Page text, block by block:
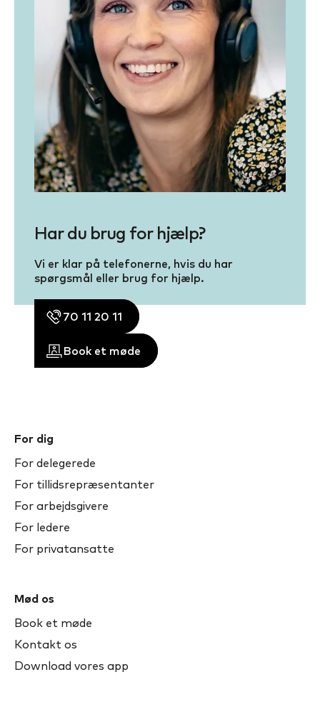
Har du brug for hjælp?
Vi er klar på telefonerne, hvis du har
spørgsmål eller brug for hjælp.
70 11 20 11
Book et møde
For dig
For delegerede
For tillidsrepræsentanter
For arbejdsgivere
For ledere
For privatansatte
Mød os
Book et møde
Kontakt os
Download vores app